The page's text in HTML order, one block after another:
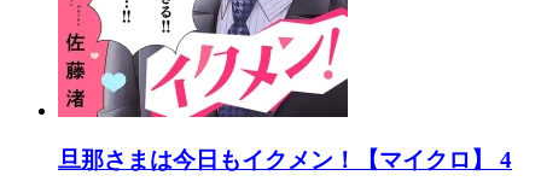
旦那さまは今日もイクメン！【マイクロ】 4